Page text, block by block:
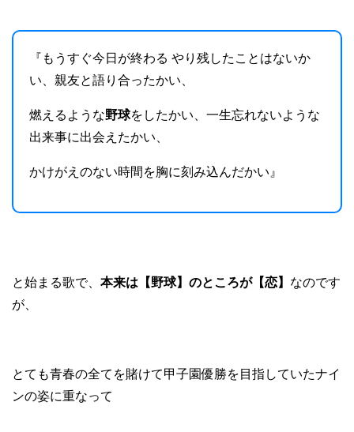
『もうすぐ今日が終わる やり残したことはないか
い、親友と語り合ったかい、
燃えるような野球をしたかい、一生忘れないような
出来事に出会えたかい、
かけがえのない時間を胸に刻み込んだかい』
と始まる歌で、 本来は【野球】のところが【恋】 なのです
が、
とても青春の全てを賭けて甲子園優勝を目指していたナイ
ンの姿に重なって